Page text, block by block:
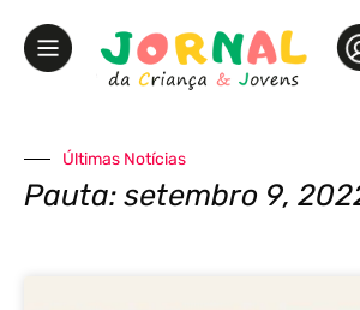
Últimas Notícias
Pauta: setembro 9,